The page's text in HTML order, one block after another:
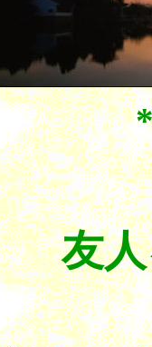
友